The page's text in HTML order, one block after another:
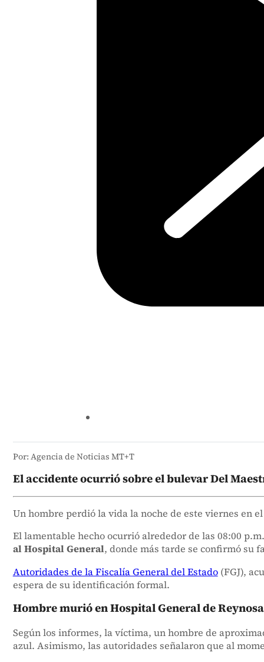
Por: Agencia de Noticias MT+T
El accidente ocurrió sobre el bulevar Del
Un hombre perdió la vida la noche de este viernes en
El lamentable hecho ocurrió alrededor de las 08:00
al Hospital General, donde más tarde se confirmó su
Autoridades de la Fiscalía General del Estado(FGJ),
espera de su identificación formal.
Hombre murió en Hospital General de
Según los informes, la víctima, un hombre de
azul. Asimismo, las autoridades señalaron que al